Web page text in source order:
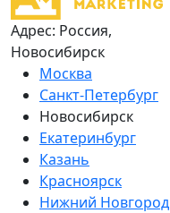
Адрес: Россия,
Новосибирск
Москва
Санкт-Петербург
Новосибирск
Екатеринбург
Казань
Красноярск
Нижний Новгород